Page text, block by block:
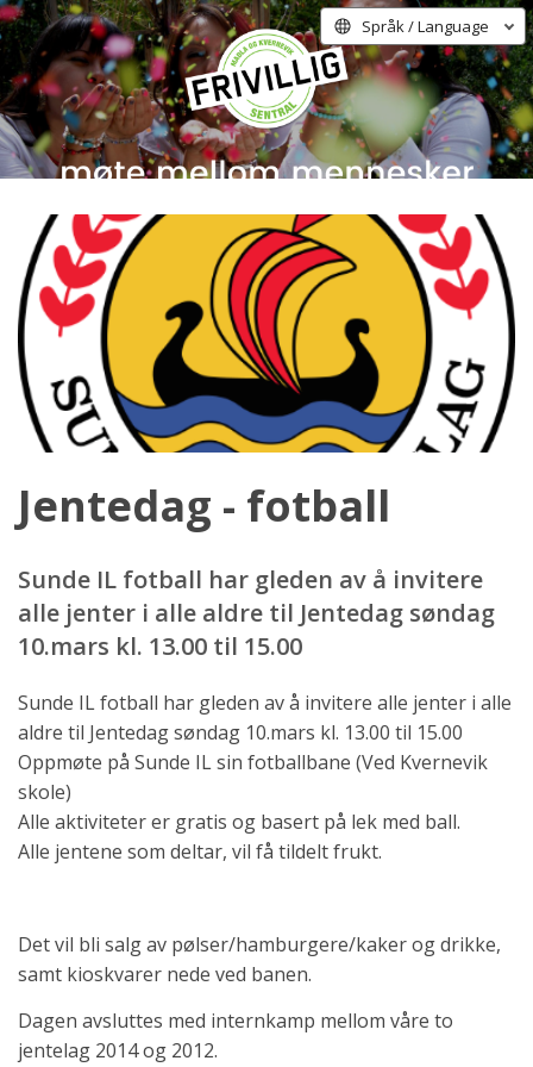
Språk / Language
Jentedag - fotball
Sunde IL fotball har gleden av å invitere
alle jenter i alle aldre til Jentedag søndag
10.mars kl. 13.00 til 15.00
Sunde IL fotball har gleden av å invitere alle jenter i alle
aldre til Jentedag søndag 10.mars kl. 13.00 til 15.00
Oppmøte på Sunde IL sin fotballbane (Ved Kvernevik
skole)
Alle aktiviteter er gratis og basert på lek med ball.
Alle jentene som deltar, vil få tildelt frukt.
Det vil bli salg av pølser/hamburgere/kaker og drikke,
samt kioskvarer nede ved banen.
Dagen avsluttes med internkamp mellom våre to
jentelag 2014 og 2012.